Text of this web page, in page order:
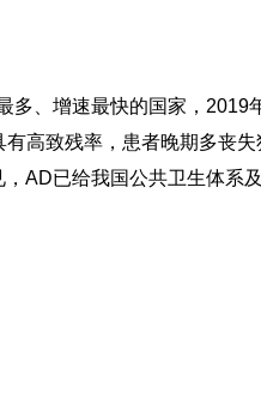
多、增速最快的国家，2019
有高致残率，患者晚期多丧
AD已给我国公共卫生体系